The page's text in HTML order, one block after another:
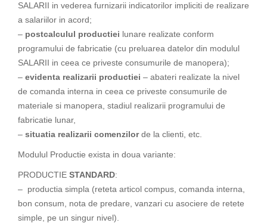
SALARII in vederea furnizarii indicatorilor impliciti de realizare
a salariilor in acord;
– postcalculul productiei lunare realizate conform
programului de fabricatie (cu preluarea datelor din modulul
SALARII in ceea ce priveste consumurile de manopera);
– evidenta realizarii productiei – abateri realizate la nivel
de comanda interna in ceea ce priveste consumurile de
materiale si manopera, stadiul realizarii programului de
fabricatie lunar,
– situatia realizarii comenzilorde la clienti, etc.
Modulul Productie exista in doua variante:
PRODUCTIE STANDARD:
– productia simpla (reteta articol compus, comanda interna,
bon consum, nota de predare, vanzari cu asociere de retete
simple, pe un singur nivel).